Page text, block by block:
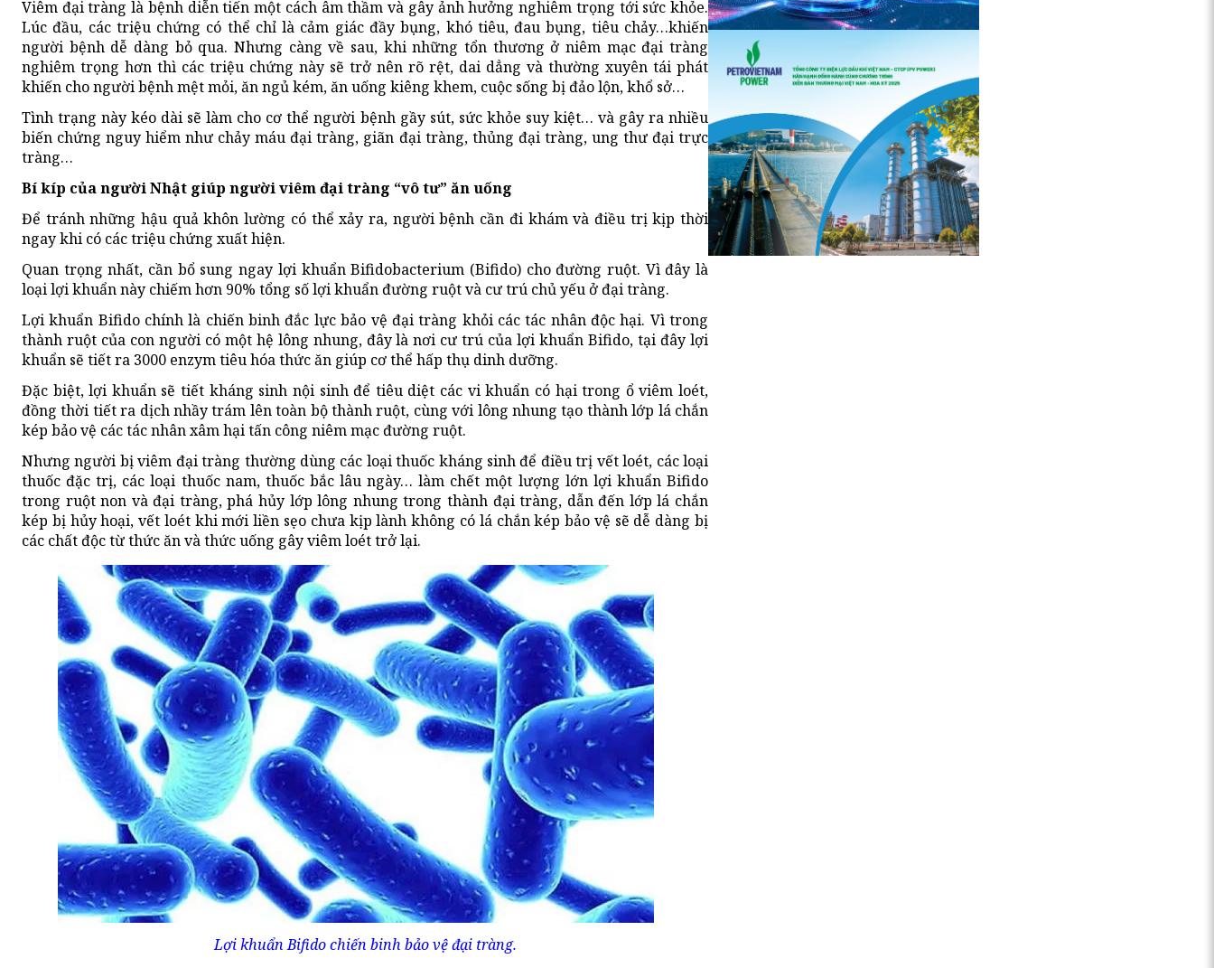
Viêm đại tràng là bệnh diễn tiến một cách âm thầm và gây ảnh hưởng nghiêm trọng tới sức khỏe.
Lúc đầu, các triệu chứng có thể chỉ là cảm giác đầy bụng, khó tiêu, đau bụng, tiêu chảy…khiến
người bệnh dễ dàng bỏ qua. Nhưng càng về sau, khi những tổn thương ở niêm mạc đại tràng
nghiêm trọng hơn thì các triệu chứng này sẽ trở nên rõ rệt, dai dẳng và thường xuyên tái phát
khiến cho người bệnh mệt mỏi, ăn ngủ kém, ăn uống kiêng khem, cuộc sống bị đảo lộn, khổ sở…
Tình trạng này kéo dài sẽ làm cho cơ thể người bệnh gầy sút, sức khỏe suy kiệt… và gây ra nhiều
biến chứng nguy hiểm như chảy máu đại tràng, giãn đại tràng, thủng đại tràng, ung thư đại trực
tràng…
Bí kíp của người Nhật giúp người viêm đại tràng “vô tư” ăn uống
Để tránh những hậu quả khôn lường có thể xảy ra, người bệnh cần đi khám và điều trị kịp thời
ngay khi có các triệu chứng xuất hiện.
Quan trọng nhất, cần bổ sung ngay lợi khuẩn Bifidobacterium (Bifido) cho đường ruột. Vì đây là
loại lợi khuẩn này chiếm hơn 90% tổng số lợi khuẩn đường ruột và cư trú chủ yếu ở đại tràng.
Lợi khuẩn Bifido chính là chiến binh đắc lực bảo vệ đại tràng khỏi các tác nhân độc hại. Vì trong
thành ruột của con người có một hệ lông nhung, đây là nơi cư trú của lợi khuẩn Bifido, tại đây lợi
khuẩn sẽ tiết ra 3000 enzym tiêu hóa thức ăn giúp cơ thể hấp thụ dinh dưỡng.
Đặc biệt, lợi khuẩn sẽ tiết kháng sinh nội sinh để tiêu diệt các vi khuẩn có hại trong ổ viêm loét,
đồng thời tiết ra dịch nhầy trám lên toàn bộ thành ruột, cùng với lông nhung tạo thành lớp lá chắn
kép bảo vệ các tác nhân xâm hại tấn công niêm mạc đường ruột.
Nhưng người bị viêm đại tràng thường dùng các loại thuốc kháng sinh để điều trị vết loét, các loại
thuốc đặc trị, các loại thuốc nam, thuốc bắc lâu ngày… làm chết một lượng lớn lợi khuẩn Bifido
trong ruột non và đại tràng, phá hủy lớp lông nhung trong thành đại tràng, dẫn đến lớp lá chắn
kép bị hủy hoại, vết loét khi mới liền sẹo chưa kịp lành không có lá chắn kép bảo vệ sẽ dễ dàng bị
các chất độc từ thức ăn và thức uống gây viêm loét trở lại.
Lợi khuẩn Bifido chiến binh bảo vệ đại tràng.